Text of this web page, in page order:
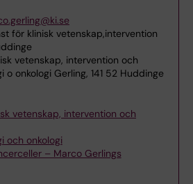
för klinisk vetenskap,intervention
vetenskap, intervention och
o onkologi Gerling, 141 52 Huddinge
vetenskap, intervention och
och onkologi
– Marco Gerlings